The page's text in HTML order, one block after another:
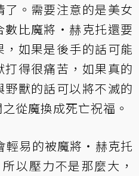
。需要注意的是美女
數比魔將‧赫克托還要
如果是後手的話可能
打得很痛苦，如果真的
野獸的話可以將不滅的
之從魔換成死亡祝福 。
輕易的被魔將‧赫克托
以壓力不是那麼大，